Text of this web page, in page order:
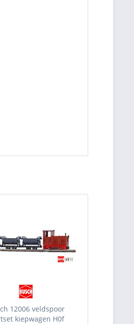
12006 veldspoor
kiepwagen H0f